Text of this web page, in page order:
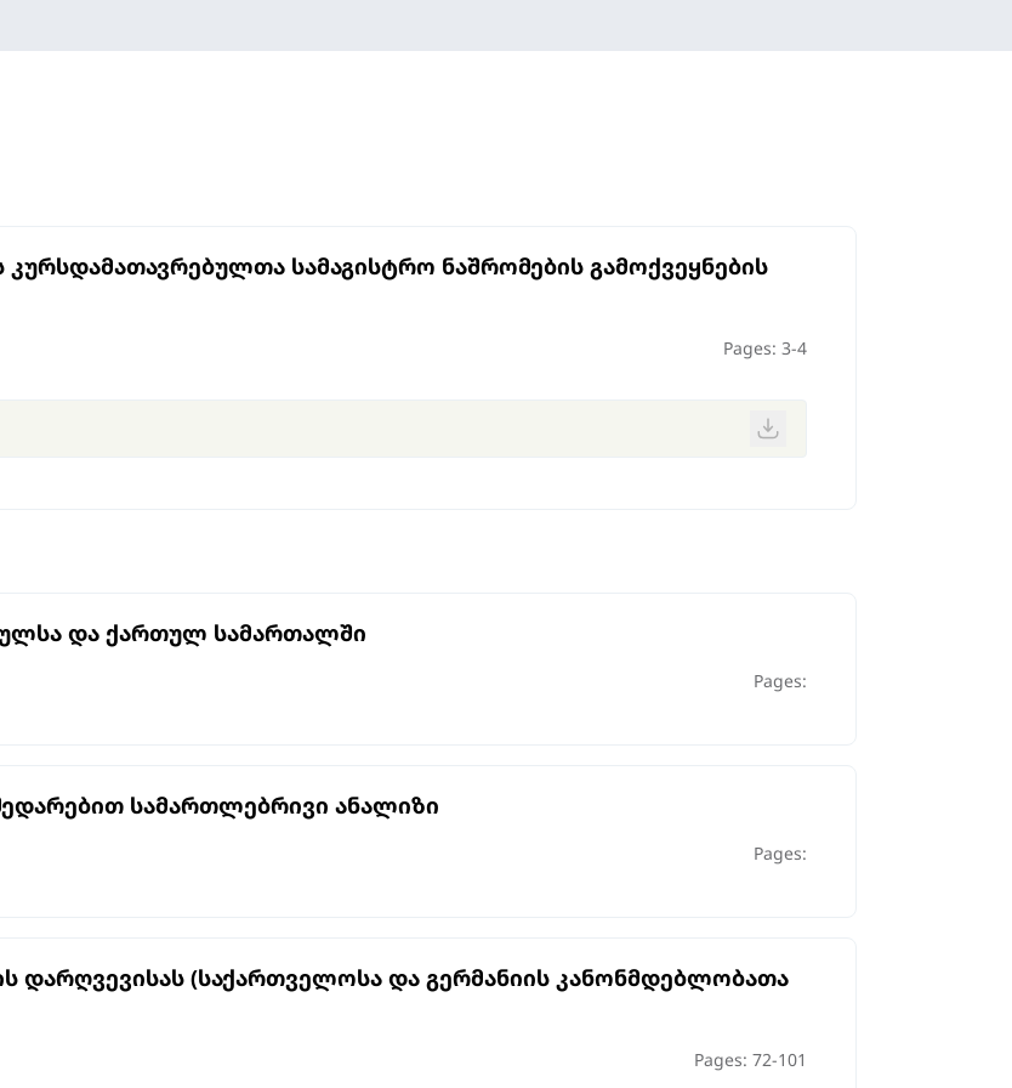
სამაგისტრო ნაშრომების გამოქვეყნების
Pages: 3-4
და ქართულ სამართალში
Pages:
სამართლებრივი ანალიზი
Pages:
დარღვევისას (საქართველოსა და გერმანიის კანონმდებლობათა
Pages: 72-101